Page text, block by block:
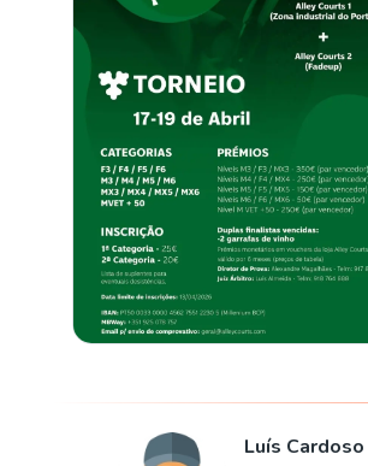
Luís Cardoso